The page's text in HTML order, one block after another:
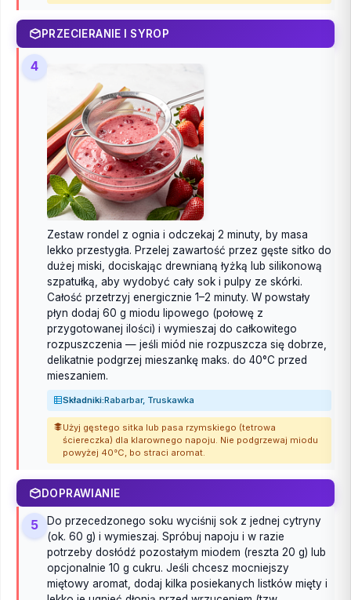
PRZECIERANIE I SYROP
4
Zestaw rondel z ognia i odczekaj 2 minuty, by masa
lekko przestygła. Przelej zawartość przez gęste sitko do
dużej miski, dociskając drewnianą łyżką lub silikonową
szpatułką, aby wydobyć cały sok i pulpy ze skórki.
Całość przetrzyj energicznie 1–2 minuty. W powstały
płyn dodaj 60 g miodu lipowego (połowę z
przygotowanej ilości) i wymieszaj do całkowitego
rozpuszczenia — jeśli miód nie rozpuszcza się dobrze,
delikatnie podgrzej mieszankę maks. do 40°C przed
mieszaniem.
Składniki:Rabarbar, Truskawka
Użyj gęstego sitka lub pasa rzymskiego (tetrowa
ściereczka) dla klarownego napoju. Nie podgrzewaj miodu
powyżej 40°C, bo straci aromat.
DOPRAWIANIE
5
Do przecedzonego soku wyciśnij sok z jednej cytryny
(ok. 60 g) i wymieszaj. Spróbuj napoju i w razie
potrzeby dosłódź pozostałym miodem (reszta 20 g) lub
opcjonalnie 10 g cukru. Jeśli chcesz mocniejszy
miętowy aromat, dodaj kilka posiekanych listków mięty i